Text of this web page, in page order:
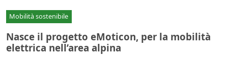
Mobilità sostenibile
Nasce il progetto eMoticon, per la mobilità
elettrica nell’area alpina